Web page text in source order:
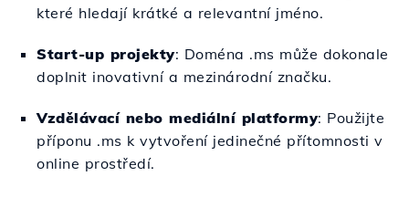
které hledají krátké a relevantní jméno.
Start-up projekty: Doména .ms může dokonale
doplnit inovativní a mezinárodní značku.
Vzdělávací nebo mediální platformy: Použijte
příponu .ms k vytvoření jedinečné přítomnosti v
online prostředí.